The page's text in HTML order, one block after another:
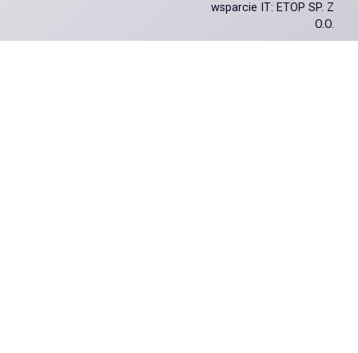
wsparcie IT: ETOP SP. Z
O.O.